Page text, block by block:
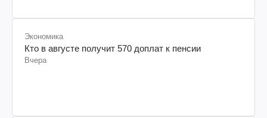
Экономика
Кто в августе получит 570 доплат к пенсии
Вчера